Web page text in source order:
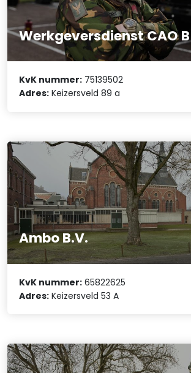
Werkgeversdienst CAO B
KvK nummer: 75139502
Adres: Keizersveld 89 a
Ambo B.V.
KvK nummer: 65822625
Adres: Keizersveld 53 A